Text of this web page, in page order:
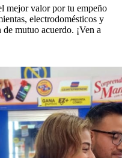
mejor valor por tu empeño
electrodomésticos y
mutuo acuerdo. ¡Ven a